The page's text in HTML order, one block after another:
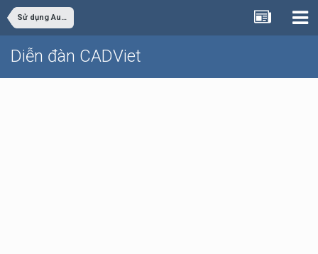
Sử dụng AutoCAD
Diễn đàn CADViet